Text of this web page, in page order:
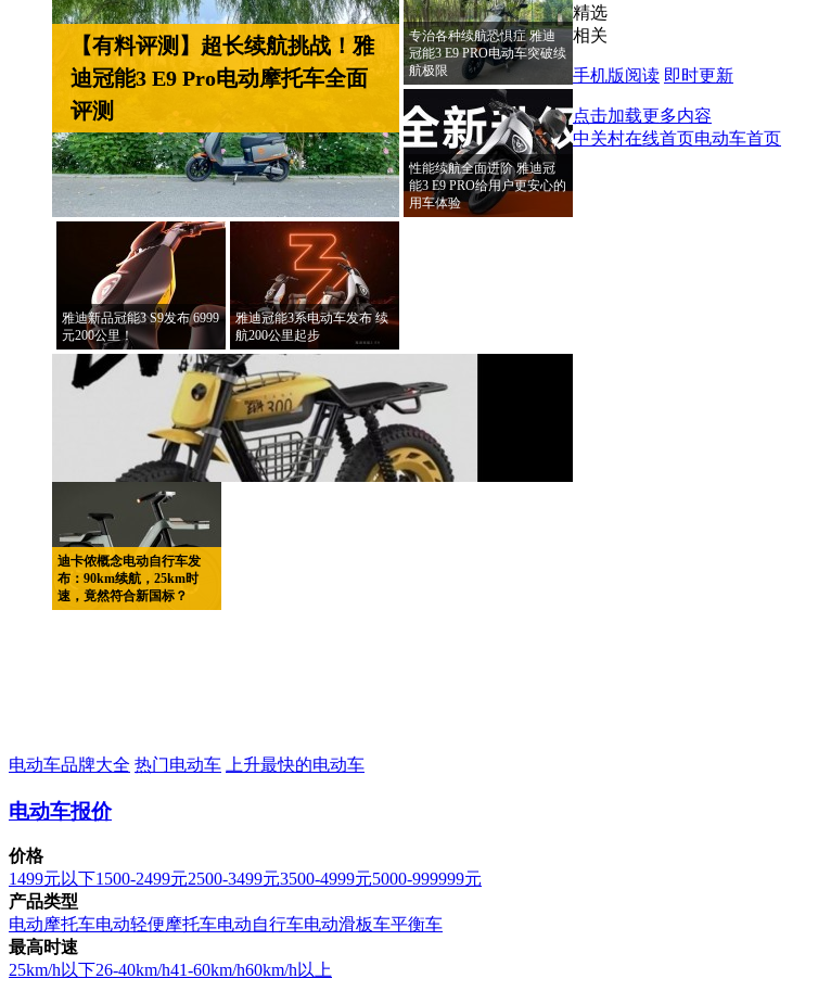
【有料评测】超长续航挑战！雅
迪冠能3 E9 Pro电动摩托车全面
评测
专治各种续航恐惧症 雅迪
冠能3 E9 PRO电动车突破续
航极限
性能续航全面进阶 雅迪冠
能3 E9 PRO给用户更安心的
用车体验
雅迪新品冠能3 S9发布 6999
元200公里！
雅迪冠能3系电动车发布 续
航200公里起步
迪卡侬概念电动自行车发
布：90km续航，25km时
速，竟然符合新国标？
精选
相关
手机版阅读 即时更新
点击加载更多内容
中关村在线首页电动车首页
电动车品牌大全 热门电动车 上升最快的电动车
电动车报价
价格
1499元以下1500-2499元2500-3499元3500-4999元5000-999999元
产品类型
电动摩托车电动轻便摩托车电动自行车电动滑板车平衡车
最高时速
25km/h以下26-40km/h41-60km/h60km/h以上